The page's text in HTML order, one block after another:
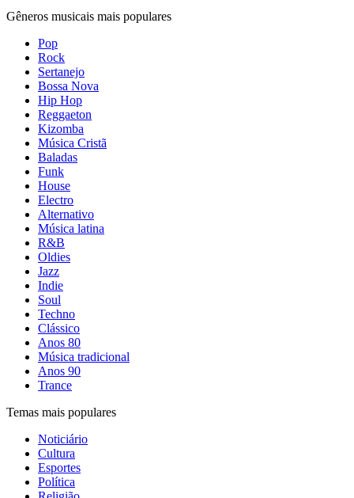
Gêneros musicais mais populares
Pop
Rock
Sertanejo
Bossa Nova
Hip Hop
Reggaeton
Kizomba
Música Cristã
Baladas
Funk
House
Electro
Alternativo
Música latina
R&B
Oldies
Jazz
Indie
Soul
Techno
Clássico
Anos 80
Música tradicional
Anos 90
Trance
Temas mais populares
Noticiário
Cultura
Esportes
Política